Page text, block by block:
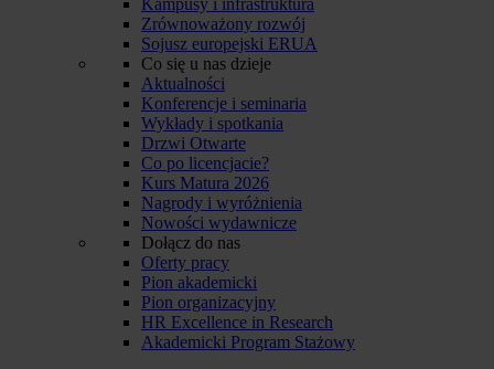
Zrównoważony rozwój
Sojusz europejski ERUA
Co się u nas dzieje
Aktualności
Konferencje i seminaria
Wykłady i spotkania
Drzwi Otwarte
Co po licencjacie?
Kurs Matura 2026
Nagrody i wyróżnienia
Nowości wydawnicze
Dołącz do nas
Oferty pracy
Pion akademicki
Pion organizacyjny
HR Excellence in Research
Akademicki Program Stażowy